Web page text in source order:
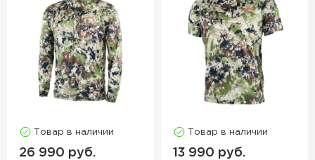
Товар в наличии
26 990 руб.
Товар в наличии
13 990 руб.